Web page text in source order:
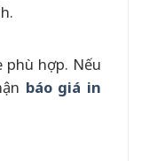
phù hợp. Nếu
báo giá in